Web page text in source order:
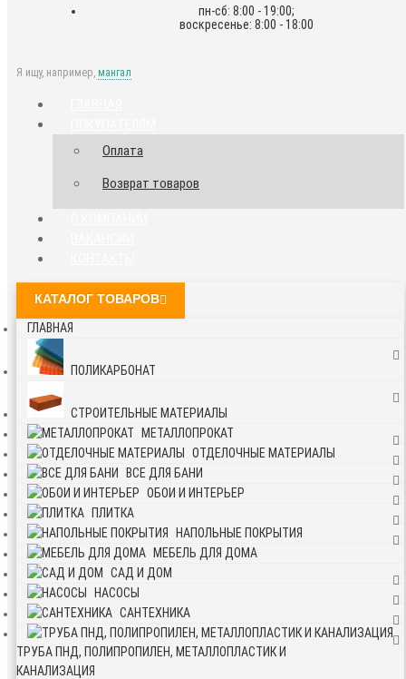
пн-сб: 8:00 - 19:00;
воскресенье: 8:00 - 18:00
Я ищу, например, мангал
Оплата
Возврат товаров
КАТАЛОГ ТОВАРОВ
ГЛАВНАЯ
ПОЛИКАРБОНАТ
СТРОИТЕЛЬНЫЕ МАТЕРИАЛЫ
МЕТАЛЛОПРОКАТ
ОТДЕЛОЧНЫЕ МАТЕРИАЛЫ
ВСЕ ДЛЯ БАНИ
ОБОИ И ИНТЕРЬЕР
ПЛИТКА
НАПОЛЬНЫЕ ПОКРЫТИЯ
МЕБЕЛЬ ДЛЯ ДОМА
САД И ДОМ
НАСОСЫ
САНТЕХНИКА
ТРУБА ПНД, ПОЛИПРОПИЛЕН, МЕТАЛЛОПЛАСТИК И
КАНАЛИЗАЦИЯ